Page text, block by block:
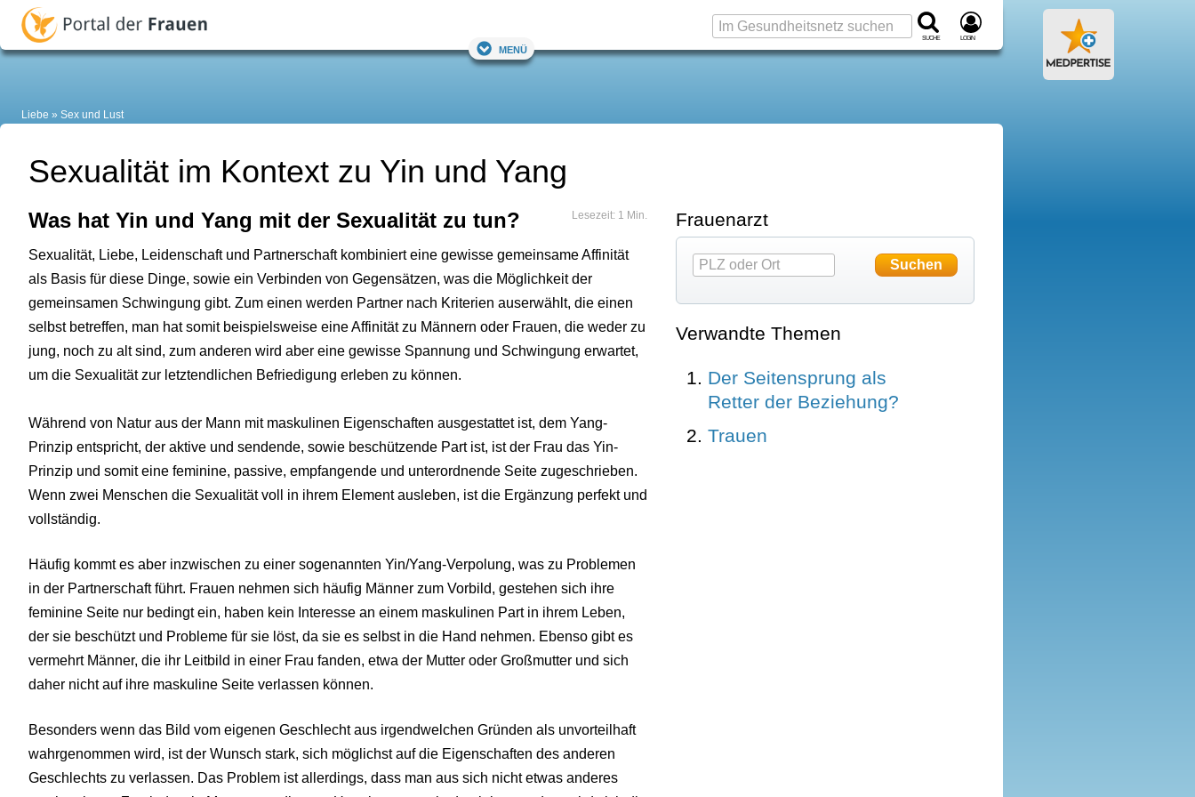
Suche Login
Menü
Liebe Sex und Lust
Sexualität im Kontext zu Yin und Yang
Lesezeit: 1 Min.
Was hat Yin und Yang mit der Sexualität zu tun?
Sexualität, Liebe, Leidenschaft und Partnerschaft kombiniert eine gewisse gemeinsame Affinität
als Basis für diese Dinge, sowie ein Verbinden von Gegensätzen, was die Möglichkeit der
gemeinsamen Schwingung gibt. Zum einen werden Partner nach Kriterien auserwählt, die einen
selbst betreffen, man hat somit beispielsweise eine Affinität zu Männern oder Frauen, die weder zu
jung, noch zu alt sind, zum anderen wird aber eine gewisse Spannung und Schwingung erwartet,
um die Sexualität zur letztendlichen Befriedigung erleben zu können.
Während von Natur aus der Mann mit maskulinen Eigenschaften ausgestattet ist, dem Yang-
Prinzip entspricht, der aktive und sendende, sowie beschützende Part ist, ist der Frau das Yin-
Prinzip und somit eine feminine, passive, empfangende und unterordnende Seite zugeschrieben.
Wenn zwei Menschen die Sexualität voll in ihrem Element ausleben, ist die Ergänzung perfekt und
vollständig.
Häufig kommt es aber inzwischen zu einer sogenannten Yin/Yang-Verpolung, was zu Problemen
in der Partnerschaft führt. Frauen nehmen sich häufig Männer zum Vorbild, gestehen sich ihre
feminine Seite nur bedingt ein, haben kein Interesse an einem maskulinen Part in ihrem Leben,
der sie beschützt und Probleme für sie löst, da sie es selbst in die Hand nehmen. Ebenso gibt es
vermehrt Männer, die ihr Leitbild in einer Frau fanden, etwa der Mutter oder Großmutter und sich
daher nicht auf ihre maskuline Seite verlassen können.
Besonders wenn das Bild vom eigenen Geschlecht aus irgendwelchen Gründen als unvorteilhaft
wahrgenommen wird, ist der Wunsch stark, sich möglichst auf die Eigenschaften des anderen
Geschlechts zu verlassen. Das Problem ist allerdings, dass man aus sich nicht etwas anderes
Frauenarzt
Verwandte Themen
Der Seitensprung als
Retter der Beziehung?
Trauen